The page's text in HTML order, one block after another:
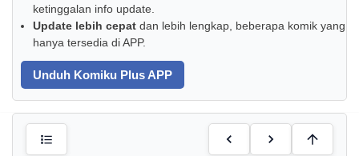
ketinggalan info update.
Update lebih cepat dan lebih lengkap, beberapa komik yang
hanya tersedia di APP.
Unduh Komiku Plus APP